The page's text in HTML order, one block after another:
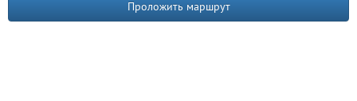
Проложить маршрут